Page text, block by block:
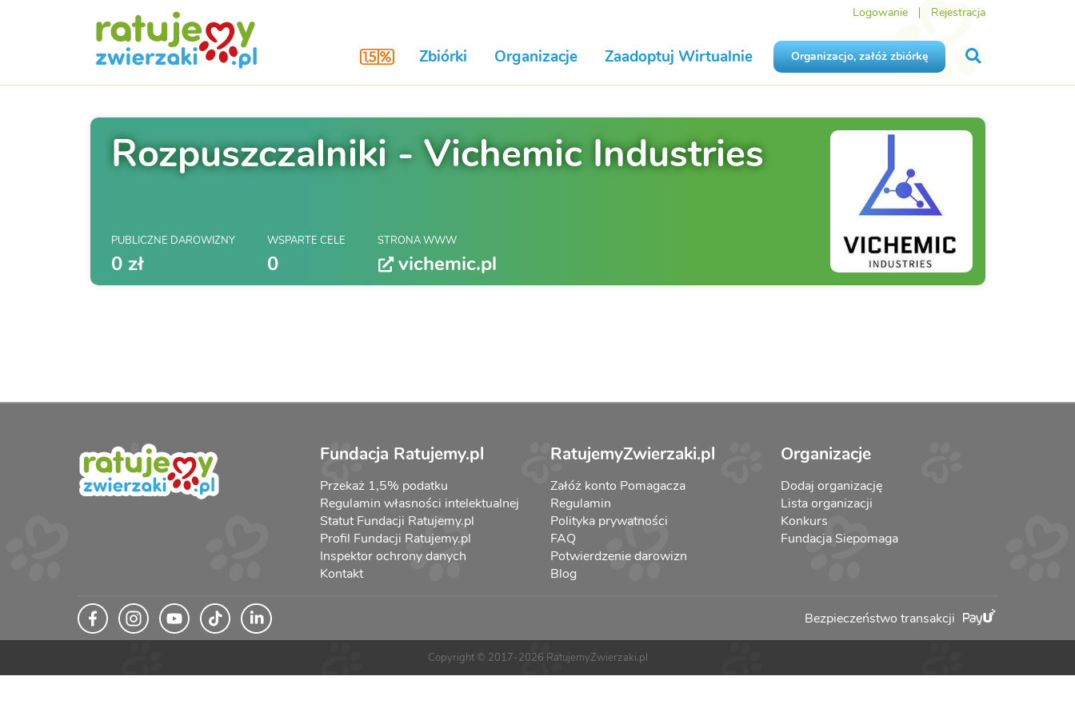
Logowanie Rejestracja
Zbiórki Organizacje Zaadoptuj Wirtualnie Organizacjo, załóż zbiórkę
Rozpuszczalniki - Vichemic Industries
PUBLICZNE DAROWIZNY
0 zł
WSPARTE CELE
0
STRONA WWW
vichemic.pl
Fundacja Ratujemy.pl
Przekaż 1,5% podatku
Regulamin własności intelektualnej
Statut Fundacji Ratujemy.pl
Profil Fundacji Ratujemy.pl
Inspektor ochrony danych
Kontakt
RatujemyZwierzaki.pl
Załóż konto Pomagacza
Regulamin
Polityka prywatności
FAQ
Potwierdzenie darowizn
Blog
Organizacje
Dodaj organizację
Lista organizacji
Konkurs
Fundacja Siepomaga
Bezpieczeństwo transakcji
Copyright © 2017-2026 RatujemyZwierzaki.pl